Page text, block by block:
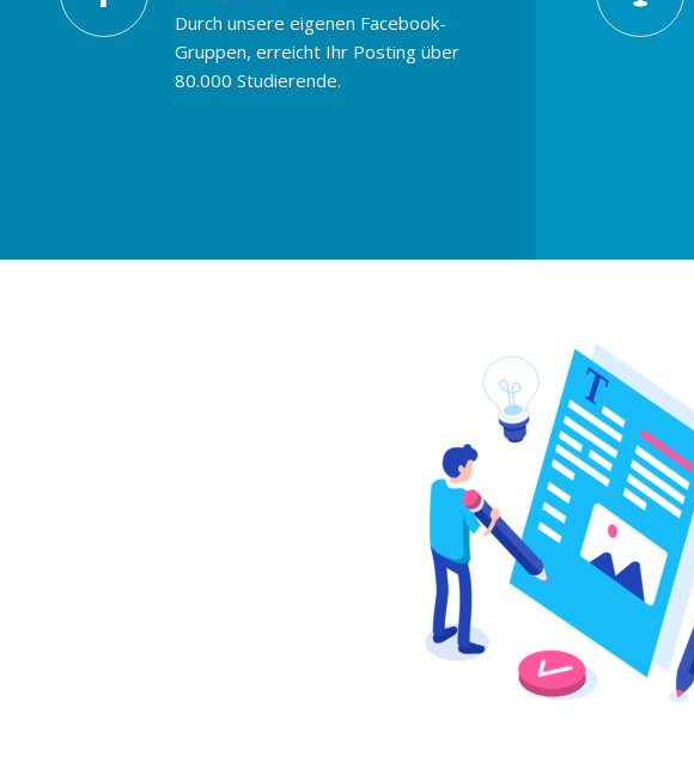
Durch unsere eigenen Facebook-
Gruppen, erreicht Ihr Posting über
80.000 Studierende.